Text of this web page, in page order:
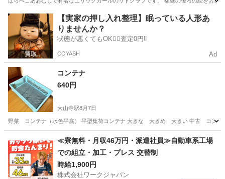
愛知 豊橋市 豊橋駅 その他 エリックカール
【実家の押し入れ整理】眠っている人形あ
りませんか？
状態が悪くてもOK🙆‍♀️査定0円‼️
COYASH Ad
コンテナ
640円
大山寺駅8月7日
野菜 コンテナ（水色平底） 平型集荷コンテナ 大きな 大きめ 大きい 中古 コンテナ
大山寺駅 その他 コンテナ
≪寮無料・月収46万円・派遣社員≫自動車系工場
での組立・加工・プレス 交替制
時給1,900円
株式会社ワークジャパン